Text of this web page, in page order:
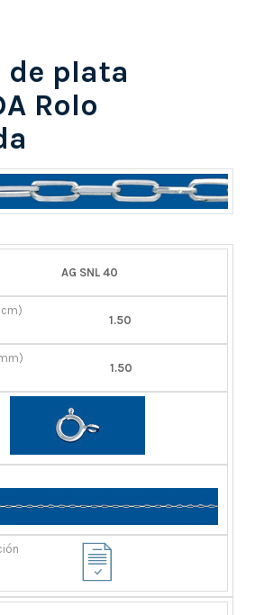
de plata
Rolo
(APROX
DIÁMETRO/ANCHO
AG SNL 40
1.50
1.50